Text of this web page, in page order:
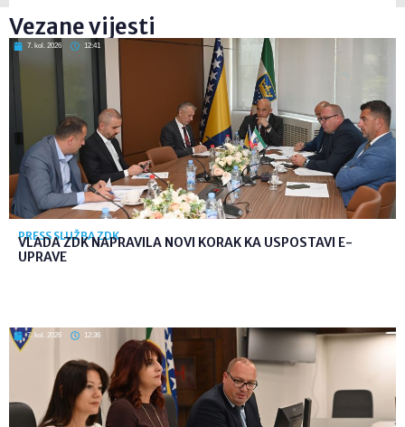
Vezane vijesti
7. kol. 2026 12:41
PRESS SLUŽBA ZDK
VLADA ZDK NAPRAVILA NOVI KORAK KA USPOSTAVI E-
UPRAVE
7. kol. 2026 12:36